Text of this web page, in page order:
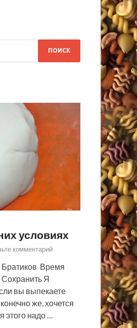
условиях
комментарий
Братиков Время
Сохранить Я
вы выпекаете
же, хочется
этого надо …